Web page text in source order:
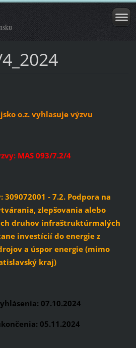
o.z. vyhlasuje výzvu
MAS 093/7.2/4
- 7.2. Podpora na
zlepšovania alebo
druhov infraštruktúrmalých
investícií do energie z
a úspor energie (mimo
kraj)
07.10.2024
05.11.2024